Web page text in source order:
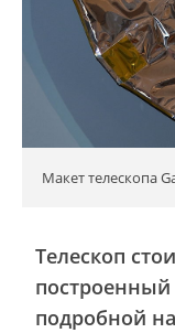
Макет телескопа
Телескоп
подробной